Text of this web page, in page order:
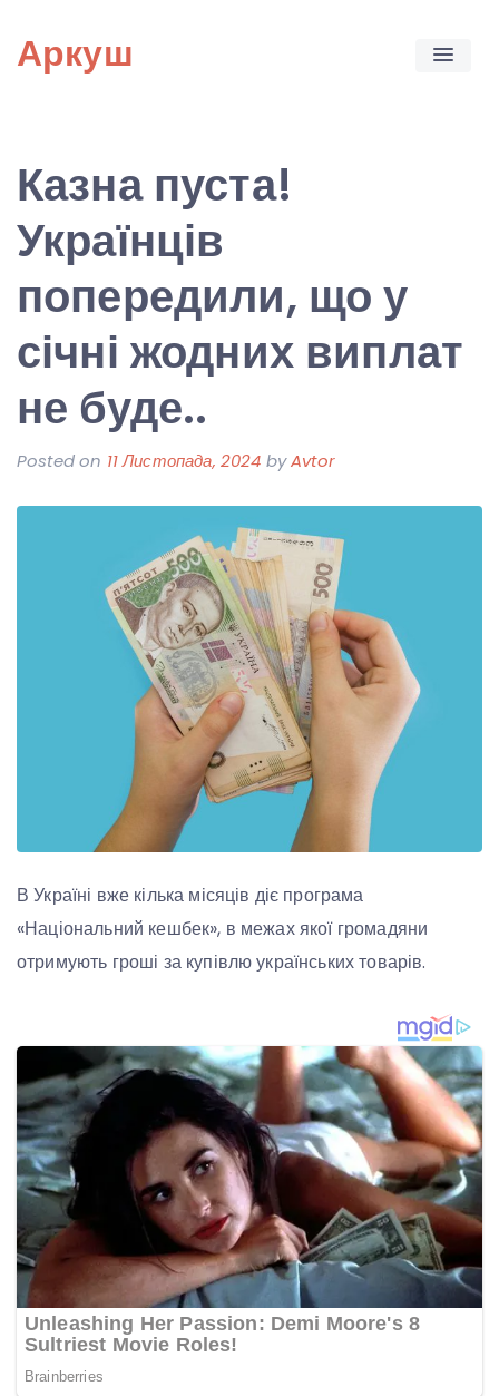
content
Аркуш
Казна пуста!
Українців
попередили, що у
січні жодних виплат
не буде..
Posted on 11 Листопада, 2024 byAvtor
В Україні вже кілька місяців діє програма
«Національний кешбек», в межах якої громадяни
отримують гроші за купівлю українських товарів.